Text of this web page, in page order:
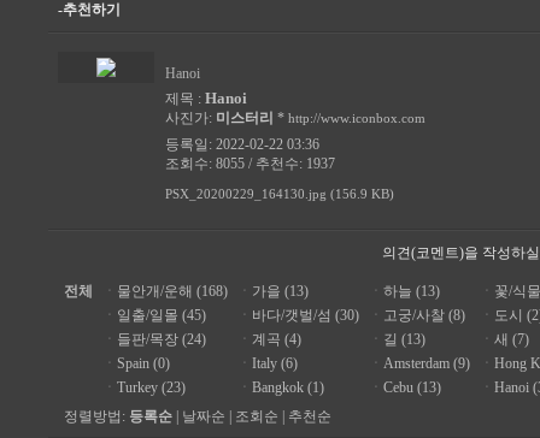
-추천하기
Hanoi
제목 : Hanoi
사진가: 미스터리 * http://www.iconbox.com
등록일: 2022-02-22 03:36
조회수: 8055 / 추천수: 1937
PSX_20200229_164130.jpg (156.9 KB)
의견(코멘트)을 작성하
전체 ㆍ 물안개/운해 (168) ㆍ 가을 (13) ㆍ 하늘 (13) ㆍ 꽃/식
ㆍ 일출/일몰 (45) ㆍ 바다/갯벌/섬 (30) ㆍ 고궁/사찰 (8) ㆍ 도시
ㆍ 들판/목장 (24) ㆍ 계곡 (4) ㆍ 길 (13) ㆍ 새 (7)
ㆍ Spain (0) ㆍ Italy (6) ㆍ Amsterdam (9) ㆍ Hong
ㆍ Turkey (23) ㆍ Bangkok (1) ㆍ Cebu (13) ㆍ Hanoi
정렬방법: 등록순 날짜순 조회순 추천순